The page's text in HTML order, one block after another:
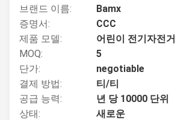
브랜드 이름:
Bamx
증명서:
CCC
제품 모델:
어린이 전기자전거
MOQ:
5
단가:
negotiable
결제 방법:
티/티
공급 능력:
년 당 10000 단위
상태:
새로운